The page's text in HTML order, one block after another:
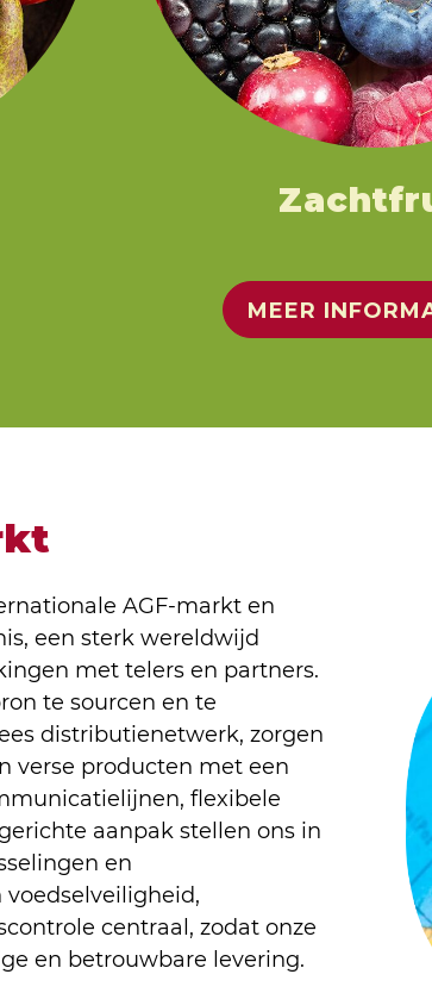
MEER
AGF-markt en
een sterk wereldwijd
met telers en partners.
te sourcen en te
distributienetwerk, zorgen
verse producten met een
flexibele
aanpak stellen ons in
en
centraal, zodat onze
en betrouwbare levering.